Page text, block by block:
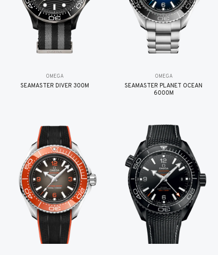
OMEGA
SEAMASTER DIVER 300M
OMEGA
SEAMASTER PLANET OCEAN
6000M